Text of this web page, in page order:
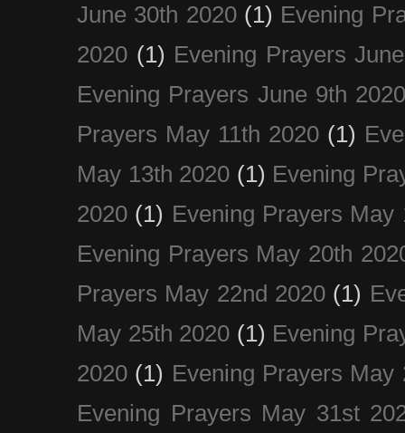
June 30th 2020 (1) Evening
2020 (1) Evening Prayers
Evening Prayers June 9th
Prayers May 11th 2020 (1)
May 13th 2020 (1) Evening
2020 (1) Evening Prayers May
Evening Prayers May 20th
Prayers May 22nd 2020 (1)
May 25th 2020 (1) Evening
2020 (1) Evening Prayers May
Evening Prayers May 31st